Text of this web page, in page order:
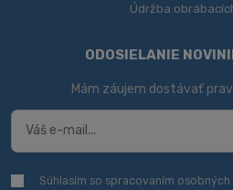
Údržba
ODOSIELANIE
Mám záujem dostávať
Súhlasím
Súhlasím so spracovaním osobných